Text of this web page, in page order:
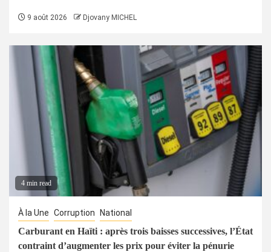
9 août 2026 Djovany MICHEL
4 min read
À la Une Corruption National
Carburant en Haïti : après trois baisses successives, l’État
contraint d’augmenter les prix pour éviter la pénurie